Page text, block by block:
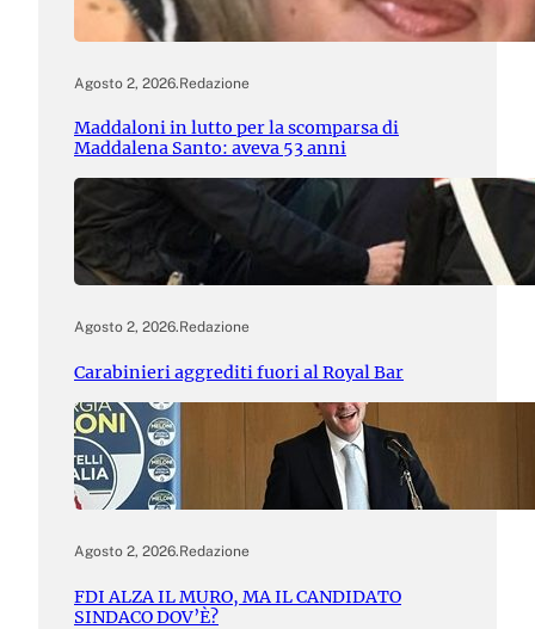
Agosto 2, 2026.Redazione
Maddaloni in lutto per la scomparsa di
Maddalena Santo: aveva 53 anni
Agosto 2, 2026.Redazione
Carabinieri aggrediti fuori al Royal Bar
Agosto 2, 2026.Redazione
FDI ALZA IL MURO, MA IL CANDIDATO
SINDACO DOV’È?